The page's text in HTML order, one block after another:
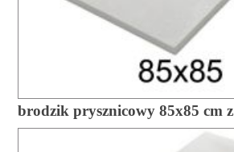
brodzik prysznicowy 85x85 cm